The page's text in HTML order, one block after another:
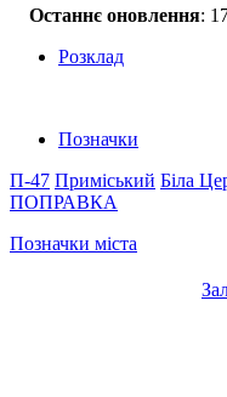
Останнє оновлення:
Розклад
Позначки
П-47 Приміський Біла
ПОПРАВКА
Позначки міста